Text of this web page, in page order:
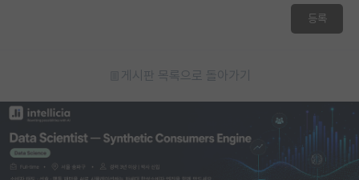
등록
게시판 목록으로 돌아가기